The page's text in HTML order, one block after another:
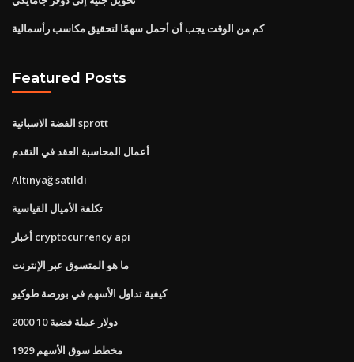
كم من الوقت يجب أن أحمل سهمًا لتحقيق مكاسب رأسمالية
Featured Posts
الفضة الاسبانية sprott
أعمال المحاسبة العقد في التقدم
Altınyağ satıldı
تكلفة الأميال القياسية
أخبار cryptocurrency api
ما هو المتسوق عبر الإنترنت
كيفية تداول الأسهم في بورصة طوكيو
2000 10 دولار عملة فضية
1929 مخطط سوق الأسهم